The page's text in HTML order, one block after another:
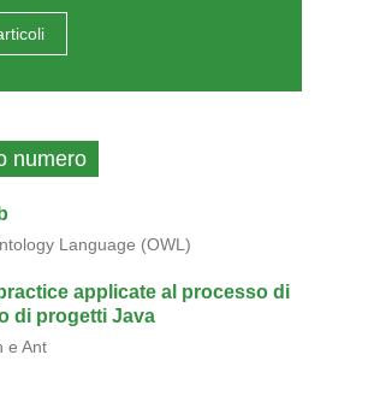
numero
Language (OWL)
applicate al processo di
di progetti Java
e Ant